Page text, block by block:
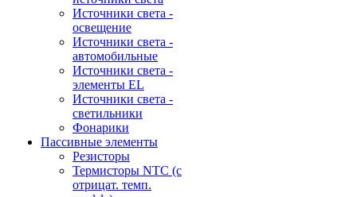
Источники света -
освещение
Источники света -
автомобильные
Источники света -
элементы EL
Источники света -
светильники
Фонарики
Пассивные элементы
Резисторы
Термисторы NTC (с
отрицат. темп.